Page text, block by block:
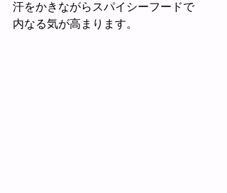
汗をかきながらスパイシーフードで
内なる気が高まります。